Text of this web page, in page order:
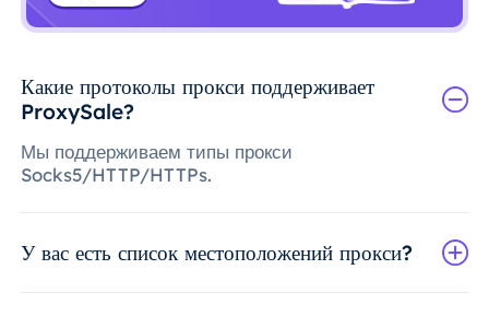
Какие протоколы прокси поддерживает
ProxySale?
Мы поддерживаем типы прокси
Socks5/HTTP/HTTPs.
У вас есть список местоположений прокси?